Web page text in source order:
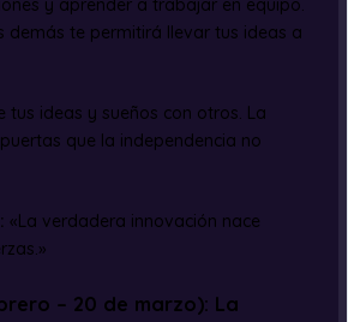
y aprender a trabajar en equipo.
demás te permitirá llevar tus ideas a
tus ideas y sueños con otros. La
que la independencia no
«La verdadera innovación nace
– 20 de marzo): La